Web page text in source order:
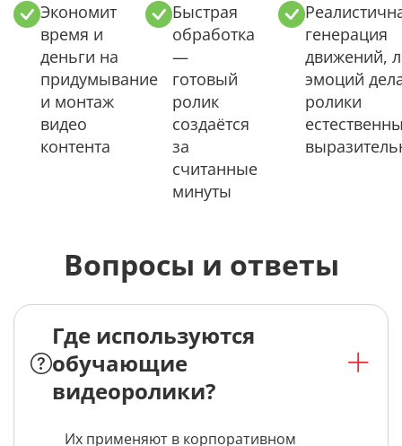
Экономит
время и
деньги на
придумывание
и монтаж
видео
контента
Быстрая
обработка
—
готовый
ролик
создаётся
за
считанные
минуты
генерация
движений,
эмоций
ролики
Вопросы и ответы
Где используются
обучающие
видеоролики?
Их применяют в корпоративном